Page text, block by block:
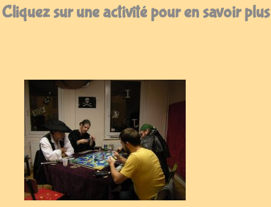
Cliquez sur une activité pour en savoir plus